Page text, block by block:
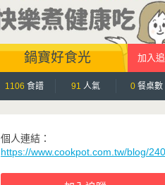
鍋寶好食光
1106 食譜 91 人氣 0 餐桌數
個人連結：
https://www.cookpot.com.tw/blog/